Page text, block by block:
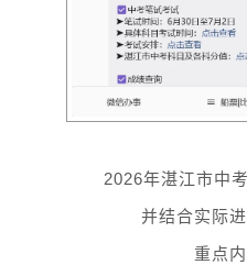
2026年湛江市中
并结合实际
重点